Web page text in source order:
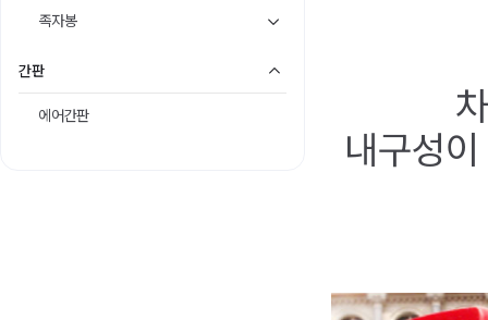
족자봉
간판
에어간판
내구성